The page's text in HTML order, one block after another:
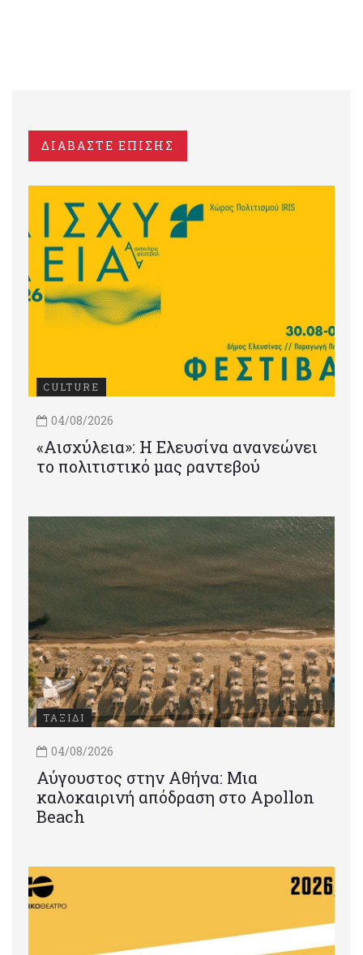
ΔΙΑΒΑΣΤΕ ΕΠΙΣΗΣ
CULTURE
04/08/2026
«Αισχύλεια»: Η Ελευσίνα ανανεώνει
το πολιτιστικό μας ραντεβού
ΤΑΞΙΔΙ
04/08/2026
Αύγουστος στην Αθήνα: Μια
καλοκαιρινή απόδραση στο Apollon
Beach